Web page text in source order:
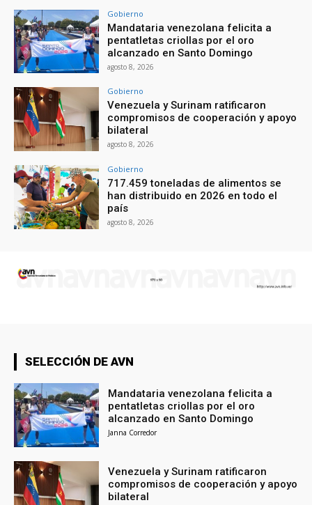
Gobierno
Mandataria venezolana felicita a
pentatletas criollas por el oro
alcanzado en Santo Domingo
agosto 8, 2026
Gobierno
Venezuela y Surinam ratificaron
compromisos de cooperación y apoyo
bilateral
agosto 8, 2026
Gobierno
717.459 toneladas de alimentos se
han distribuido en 2026 en todo el
país
agosto 8, 2026
SELECCIÓN DE AVN
Mandataria venezolana felicita a
pentatletas criollas por el oro
alcanzado en Santo Domingo
Janna Corredor
Venezuela y Surinam ratificaron
compromisos de cooperación y apoyo
bilateral